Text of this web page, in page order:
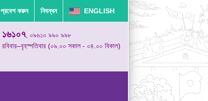
প্রবেশ করুন নিবন্ধন ENGLISH
১৬১০৭, ০৯৬১০ ৯৯০ ৯৯৮
রবিবার–বৃহস্পতিবার (০৯.০০ সকাল - ০৪.০০ বিকাল)